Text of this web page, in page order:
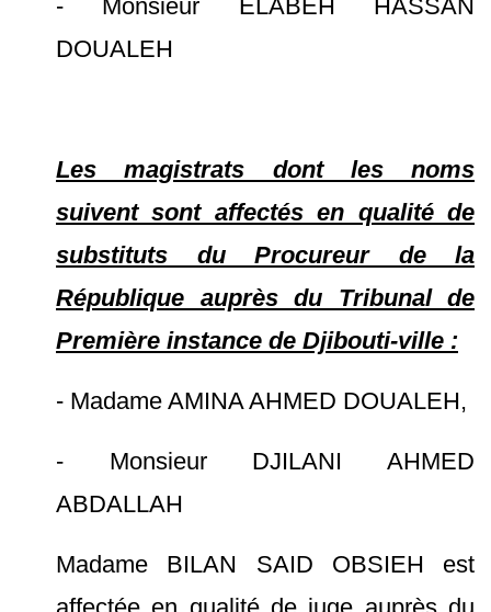
- Monsieur ELABEH HASSAN
DOUALEH
Les magistrats dont les noms
suivent sont affectés en qualité de
substituts du Procureur de la
République auprès du Tribunal de
Première instance de Djibouti-ville :
- Madame AMINA AHMED DOUALEH,
- Monsieur DJILANI AHMED
ABDALLAH
Madame BILAN SAID OBSIEH est